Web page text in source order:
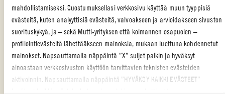
mahdollistamiseksi. Suostumuksellasi verkkosivu käyttää muun tyyppisiä
evästeitä, kuten analyyttisiä evästeitä, valvoakseen ja arvioidakseen sivuston
suorituskykyä, ja – sekä Mutti-yrityksen että kolmannen osapuolen –
profilointievästeitä lähettääkseen mainoksia, mukaan luettuna kohdennetut
mainokset. Napsauttamalla näppäintä ”X” suljet palkin ja hyväksyt
ainoastaan verkkosivuston käyttöön tarvittavien teknisten evästeiden
aktivoinnin. Napsauttamalla näppäintä ”HYVÄKSY KAIKKI EVÄSTEET”
paksumpaa.
PIKKULEIVÄT
Vatkaa voi, sokeri, kananmunat ja vaniljasokeri tasaiseksi
sähkövatkaimella. Vatkaa hitaasti joukkoon jauhot, ruokasooda ja
suola. Sekoita ainekset huolellisesti. Ota kolmasosa taikinasta ja